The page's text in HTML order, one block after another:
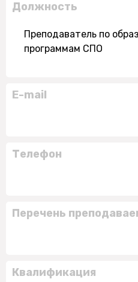
Должность
Преподаватель по
программам СПО
E-mail
Телефон
Перечень
Квалификация